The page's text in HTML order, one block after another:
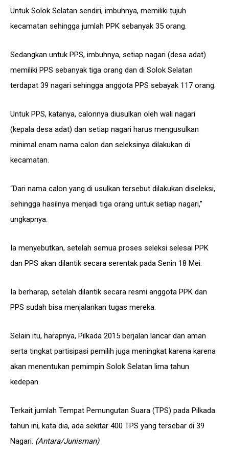
Untuk Solok Selatan sendiri, imbuhnya, memiliki tujuh
kecamatan sehingga jumlah PPK sebanyak 35 orang.
Sedangkan untuk PPS, imbuhnya, setiap nagari (desa adat)
memiliki PPS sebanyak tiga orang dan di Solok Selatan
terdapat 39 nagari sehingga anggota PPS sebayak 117 orang.
Untuk PPS, katanya, calonnya diusulkan oleh wali nagari
(kepala desa adat) dan setiap nagari harus mengusulkan
minimal enam nama calon dan seleksinya dilakukan di
kecamatan.
“Dari nama calon yang di usulkan tersebut dilakukan diseleksi,
sehingga hasilnya menjadi tiga orang untuk setiap nagari,”
ungkapnya.
Ia menyebutkan, setelah semua proses seleksi selesai PPK
dan PPS akan dilantik secara serentak pada Senin 18 Mei.
Ia berharap, setelah dilantik secara resmi anggota PPK dan
PPS sudah bisa menjalankan tugas mereka.
Selain itu, harapnya, Pilkada 2015 berjalan lancar dan aman
serta tingkat partisipasi pemilih juga meningkat karena karena
akan menentukan pemimpin Solok Selatan lima tahun
kedepan.
Terkait jumlah Tempat Pemungutan Suara (TPS) pada Pilkada
tahun ini, kata dia, ada sekitar 400 TPS yang tersebar di 39
Nagari. (Antara/Junisman)